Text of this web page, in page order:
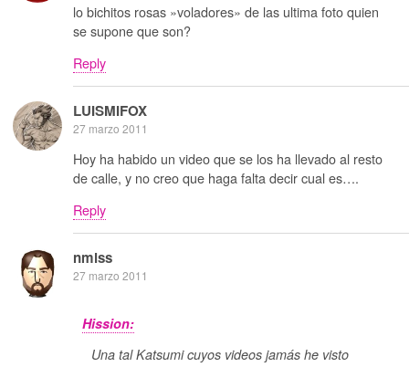
lo bichitos rosas »voladores» de las ultima foto quien
se supone que son?
Reply
LUISMIFOX
27 marzo 2011
Hoy ha habido un video que se los ha llevado al resto
de calle, y no creo que haga falta decir cual es….
Reply
nmlss
27 marzo 2011
Hission:
Una tal Katsumi cuyos videos jamás he visto